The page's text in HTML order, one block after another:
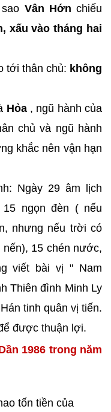
Vân Hớn chiếu
xấu vào tháng hai
tới thân chủ: không
Hỏa, ngũ hành của
chủ và ngũ hành
khắc nên vận hạn
Ngày 29 âm lịch
15 ngọn đèn ( nếu
nhưng nếu trời có
15 chén nước,
viết bài vị " Nam
Thiên đình Minh Ly
tinh quân vị tiến.
được thuận lợi.
1986 trong năm
tốn tiền của